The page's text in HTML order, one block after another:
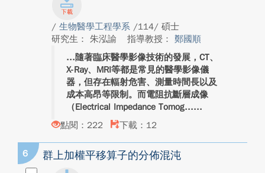
/ 生物醫學工程學系 /114/ 碩士
研究生： 朱泓諭
指導教授： 鄭國順
隨著臨床醫學影像技術的發展，CT、
X-Ray、MRI等都是常見的醫學影像儀
器，但存在輻射危害、測量時間長以及
成本高昂等限制。而電阻抗斷層成像
（Electrical Impedance Tomog...
點閱：222
下載：12
6 群上加權平移算子的分佈混沌